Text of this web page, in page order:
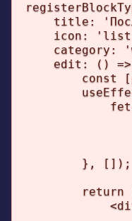
title:
icon:
category:
edit: ()
const
        }, []);
return